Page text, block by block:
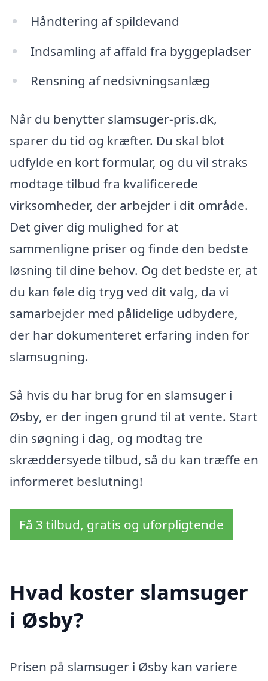
Håndtering af spildevand
Indsamling af affald fra byggepladser
Rensning af nedsivningsanlæg
Når du benytter slamsuger-pris.dk,
sparer du tid og kræfter. Du skal blot
udfylde en kort formular, og du vil straks
modtage tilbud fra kvalificerede
virksomheder, der arbejder i dit område.
Det giver dig mulighed for at
sammenligne priser og finde den bedste
løsning til dine behov. Og det bedste er, at
du kan føle dig tryg ved dit valg, da vi
samarbejder med pålidelige udbydere,
der har dokumenteret erfaring inden for
slamsugning.
Så hvis du har brug for en slamsuger i
Øsby, er der ingen grund til at vente. Start
din søgning i dag, og modtag tre
skræddersyede tilbud, så du kan træffe en
informeret beslutning!
Få 3 tilbud, gratis og uforpligtende
Hvad koster slamsuger
i Øsby?
Prisen på slamsuger i Øsby kan variere